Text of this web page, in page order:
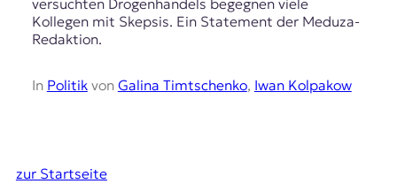
versuchten Drogenhandels begegnen viele
Kollegen mit Skepsis. Ein Statement der Meduza-
Redaktion.
In Politikvon Galina Timtschenko, Iwan Kolpakow
zur Startseite